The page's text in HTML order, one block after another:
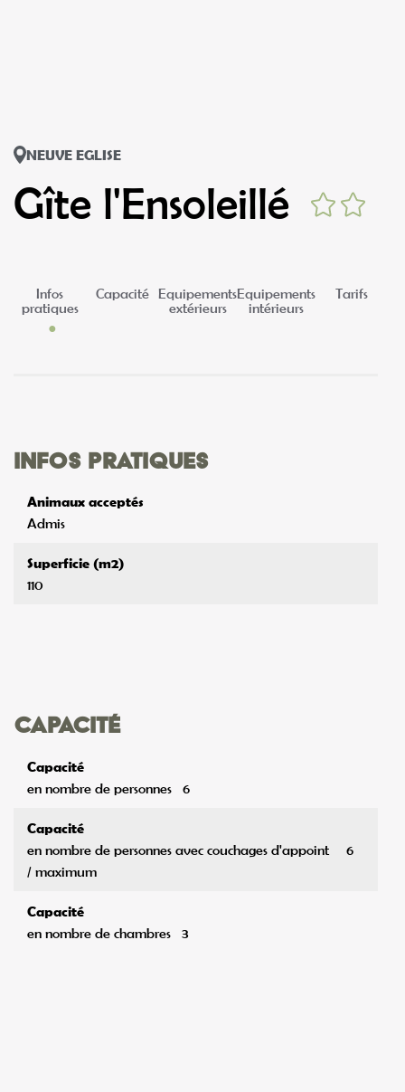
NEUVE EGLISE
Gîte l'Ensoleillé
Infos
pratiques
Capacité Equipements
extérieurs
Equipements
intérieurs
Tarifs
Infos pratiques
Animaux acceptés
Admis
Superficie (m2)
110
Capacité
Capacité
en nombre de personnes
6
Capacité
en nombre de personnes avec couchages d'appoint
/ maximum
6
Capacité
en nombre de chambres
3